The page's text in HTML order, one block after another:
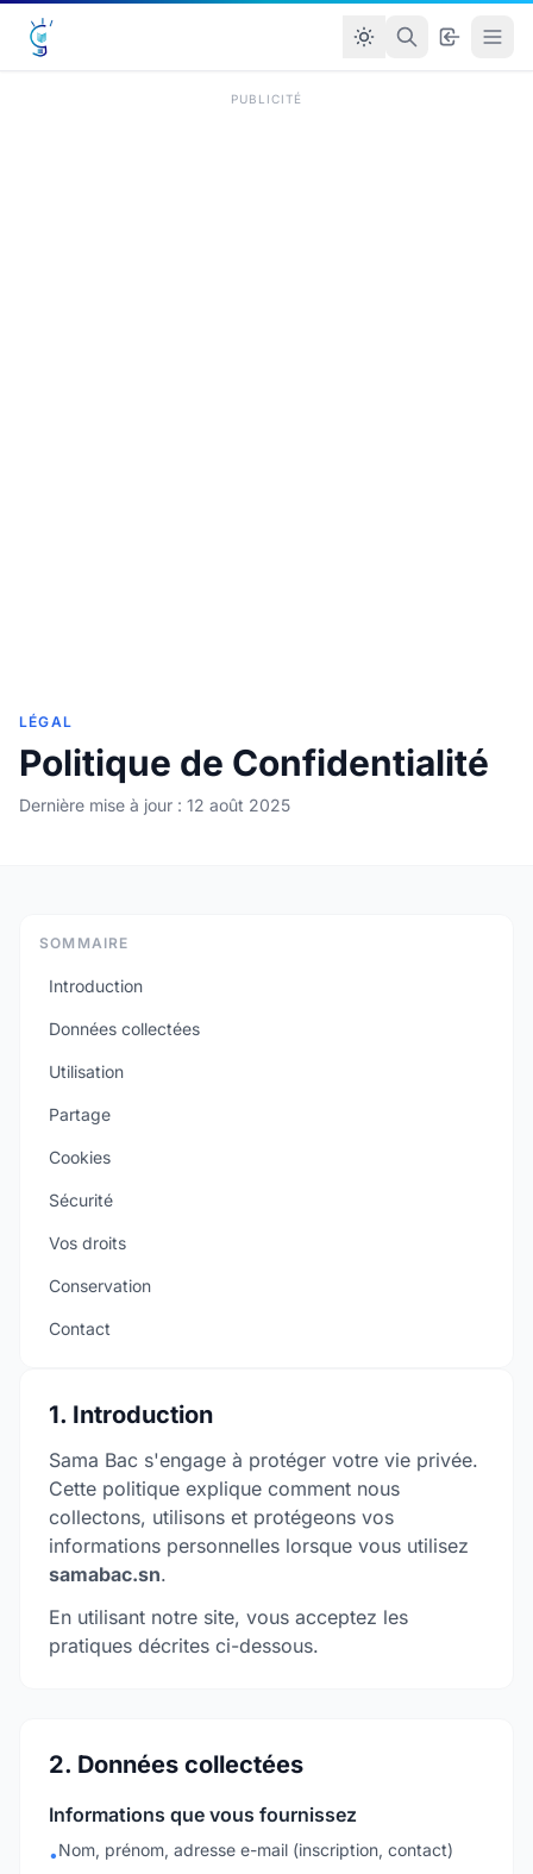
PUBLICITÉ
LÉGAL
Politique de Confidentialité
Dernière mise à jour : 12 août 2025
SOMMAIRE
Introduction
Données collectées
Utilisation
Partage
Cookies
Sécurité
Vos droits
Conservation
Contact
1. Introduction
Sama Bac s'engage à protéger votre vie privée.
Cette politique explique comment nous
collectons, utilisons et protégeons vos
informations personnelles lorsque vous utilisez
samabac.sn.
En utilisant notre site, vous acceptez les
pratiques décrites ci-dessous.
2. Données collectées
Informations que vous fournissez
•Nom, prénom, adresse e-mail (inscription, contact)